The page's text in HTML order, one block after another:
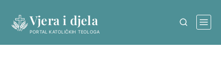
content
Vjera i djela
PORTAL KATOLIČKIH TEOLOGA